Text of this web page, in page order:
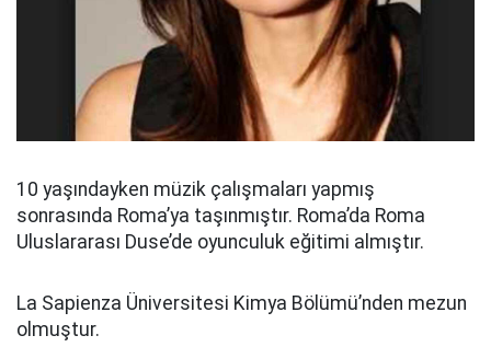
10 yaşındayken müzik çalışmaları yapmış
sonrasında Roma’ya taşınmıştır. Roma’da Roma
Uluslararası Duse’de oyunculuk eğitimi almıştır.
La Sapienza Üniversitesi Kimya Bölümü’nden mezun
olmuştur.